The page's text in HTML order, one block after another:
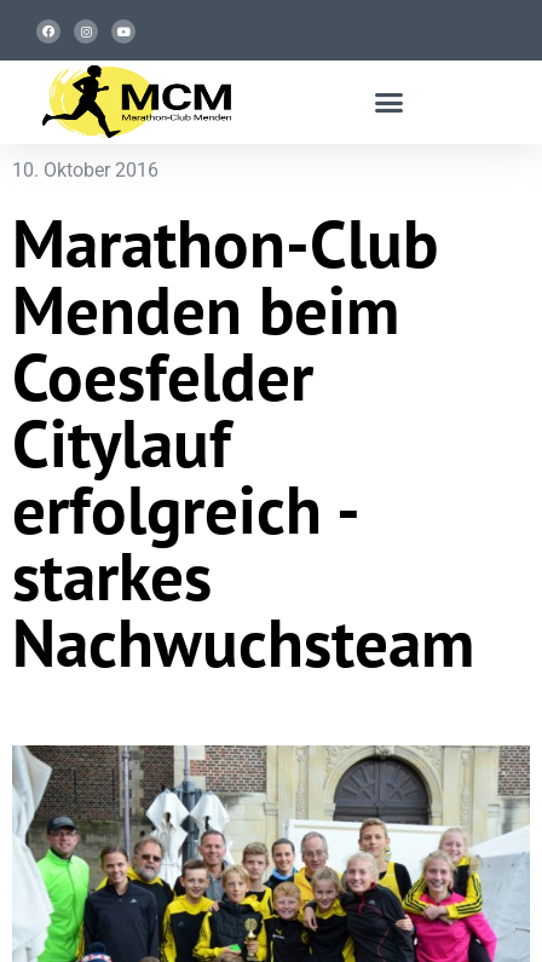
10. Oktober 2016
Marathon-Club
Menden beim
Coesfelder
Citylauf
erfolgreich -
starkes
Nachwuchsteam